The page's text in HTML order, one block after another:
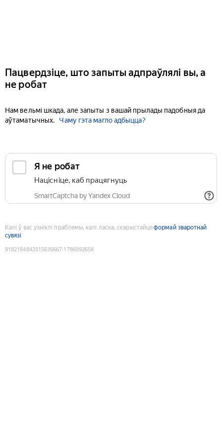
Пацвердзіце, што запыты адпраўлялі вы, а
не робат
Нам вельмі шкада, але запыты з вашай прылады падобныя да
аўтаматычных.
Чаму гэта магло адбыцца?
Я не робат
Націсніце, каб працягнуць
SmartCaptcha by Yandex Cloud
Калі ў вас узніклі праблемы, калі ласка, скарыстайцеформай зваротнай
сувязі
9182184842515635667:1786092658